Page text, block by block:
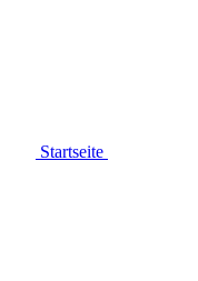
Startseite